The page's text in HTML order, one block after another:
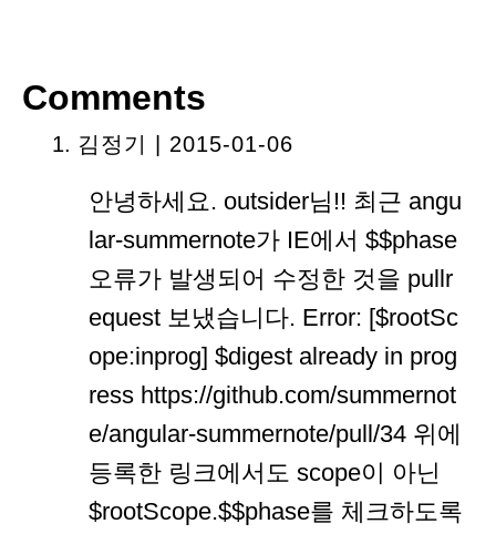
Comments
김정기 | 2015-01-06
안녕하세요. outsider님!! 최근 angu
lar-summernote가 IE에서 $$phase
오류가 발생되어 수정한 것을 pullr
equest 보냈습니다. Error: [$rootSc
ope:inprog] $digest already in prog
ress https://github.com/summernot
e/angular-summernote/pull/34 위에
등록한 링크에서도 scope이 아닌
$rootScope.$$phase를 체크하도록